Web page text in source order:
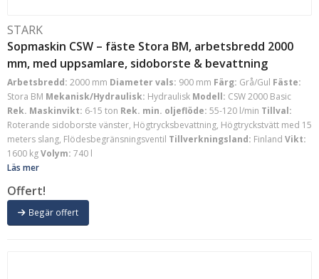
STARK
Sopmaskin CSW – fäste Stora BM, arbetsbredd 2000
mm, med uppsamlare, sidoborste & bevattning
Arbetsbredd: 2000 mm Diameter vals: 900 mm Färg: Grå/Gul Fäste:
Stora BM Mekanisk/Hydraulisk: Hydraulisk Modell: CSW 2000 Basic
Rek. Maskinvikt: 6-15 ton Rek. min. oljeflöde: 55-120 l/min Tillval:
Roterande sidoborste vänster, Högtrycksbevattning, Högtryckstvätt med 15
meters slang, Flödesbegränsningsventil Tillverkningsland: Finland Vikt:
1600 kgVolym: 740 l
Läs mer
Offert!
Begär offert